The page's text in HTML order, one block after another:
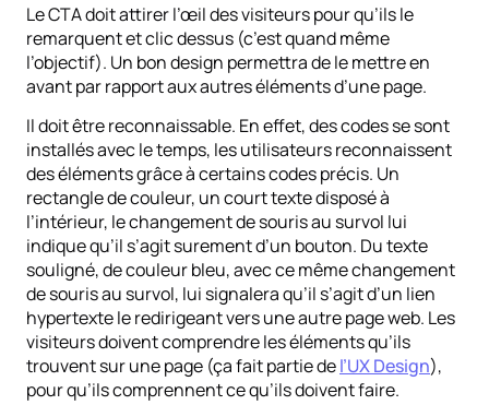
Le CTA doit attirer l’œil des visiteurs pour qu’ils le
remarquent et clic dessus (c’est quand même
l’objectif). Un bon design permettra de le mettre en
avant par rapport aux autres éléments d’une page.
Il doit être reconnaissable. En effet, des codes se sont
installés avec le temps, les utilisateurs reconnaissent
des éléments grâce à certains codes précis. Un
rectangle de couleur, un court texte disposé à
l’intérieur, le changement de souris au survol lui
indique qu’il s’agit surement d’un bouton. Du texte
souligné, de couleur bleu, avec ce même changement
de souris au survol, lui signalera qu’il s’agit d’un lien
hypertexte le redirigeant vers une autre page web. Les
visiteurs doivent comprendre les éléments qu’ils
trouvent sur une page (ça fait partie del’UX Design),
pour qu’ils comprennent ce qu’ils doivent faire.